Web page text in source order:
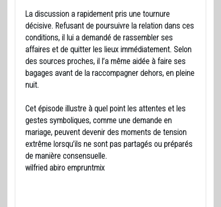
La discussion a rapidement pris une tournure
décisive. Refusant de poursuivre la relation dans ces
conditions, il lui a demandé de rassembler ses
affaires et de quitter les lieux immédiatement. Selon
des sources proches, il l’a même aidée à faire ses
bagages avant de la raccompagner dehors, en pleine
nuit.
Cet épisode illustre à quel point les attentes et les
gestes symboliques, comme une demande en
mariage, peuvent devenir des moments de tension
extrême lorsqu’ils ne sont pas partagés ou préparés
de manière consensuelle.
wilfried abiro empruntmix